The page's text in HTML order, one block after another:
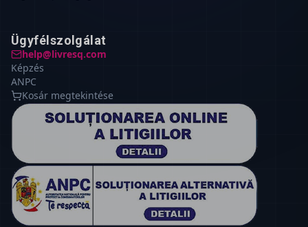
Ügyfélszolgálat
help@livresq.com
Képzés
ANPC
Kosár megtekintése